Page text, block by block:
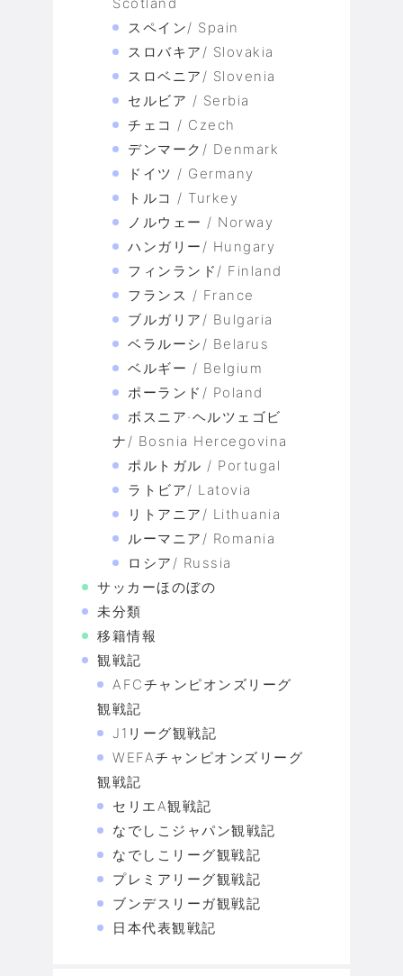
スペイン/ Spain
スロバキア/ Slovakia
スロベニア/ Slovenia
セルビア / Serbia
チェコ / Czech
デンマーク/ Denmark
ドイツ / Germany
トルコ / Turkey
ノルウェー / Norway
ハンガリー/ Hungary
フィンランド/ Finland
フランス / France
ブルガリア/ Bulgaria
ベラルーシ/ Belarus
ベルギー / Belgium
ポーランド/ Poland
ボスニア·ヘルツェゴビ
ナ/ Bosnia Hercegovina
ポルトガル / Portugal
ラトビア/ Latovia
リトアニア/ Lithuania
ルーマニア/ Romania
ロシア/ Russia
サッカーほのぼの
未分類
移籍情報
観戦記
AFCチャンピオンズリーグ
観戦記
J1リーグ観戦記
WEFAチャンピオンズリーグ
観戦記
セリエA観戦記
なでしこジャパン観戦記
なでしこリーグ観戦記
プレミアリーグ観戦記
ブンデスリーガ観戦記
日本代表観戦記